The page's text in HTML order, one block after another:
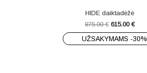
HIDE daiktadėžė
875.00€ 615.00 €
UŽSAKYMAMS -30%